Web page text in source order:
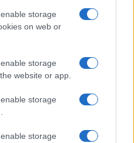
storage
on web or
storage
website or app.
storage
storage
συνταξιοδότησης
2026 - 07:55
– Εξαγορά
ετών: Νέο κόστος
2026 - 12:09